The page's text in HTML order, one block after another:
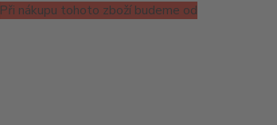
Při nákupu tohoto zboží budeme od